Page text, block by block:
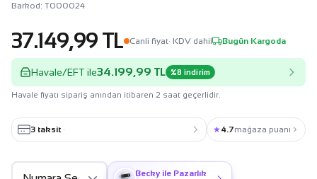
Barkod: T000024
37.149,99 TL Canli fiyat· KDV dahil Bugün Kargoda
Havale/EFT ile34.199,99 TL %8 indirim
Havale fiyatı sipariş anından itibaren 2 saat geçerlidir.
3 taksit · ★4.7mağaza puanı
Becky ile Pazarlık